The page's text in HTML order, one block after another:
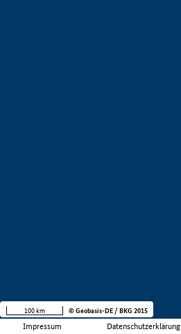
Impressum Datenschutzerklärung
100 km © Geobasis-DE / BKG 2015